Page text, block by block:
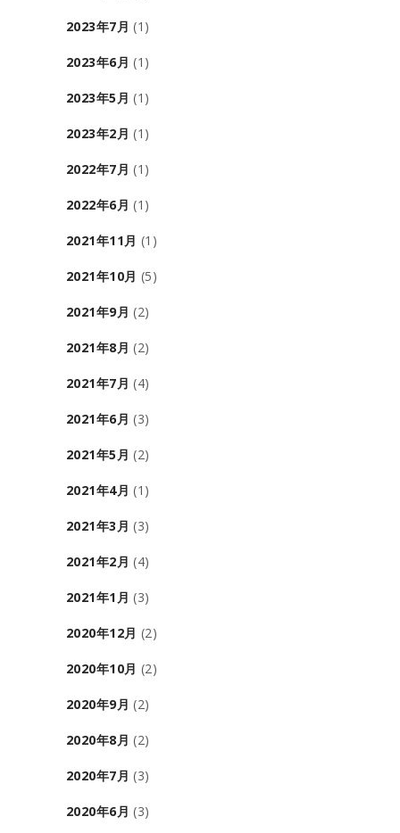
2023年7月 (1)
2023年6月 (1)
2023年5月 (1)
2023年2月 (1)
2022年7月 (1)
2022年6月 (1)
2021年11月 (1)
2021年10月 (5)
2021年9月 (2)
2021年8月 (2)
2021年7月 (4)
2021年6月 (3)
2021年5月 (2)
2021年4月 (1)
2021年3月 (3)
2021年2月 (4)
2021年1月 (3)
2020年12月 (2)
2020年10月 (2)
2020年9月 (2)
2020年8月 (2)
2020年7月 (3)
2020年6月 (3)